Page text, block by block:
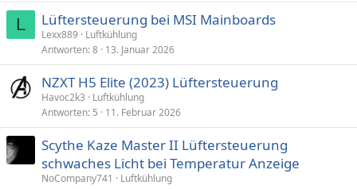
L Lüftersteuerung bei MSI Mainboards
Lexx889
Luftkühlung
Antworten 8 13. Januar 2026
NZXT H5 Elite (2023) Lüftersteuerung
Havoc2k3
Luftkühlung
Antworten 5 11. Februar 2026
Scythe Kaze Master II Lüftersteuerung
schwaches Licht bei Temperatur Anzeige
NoCompany741
Luftkühlung